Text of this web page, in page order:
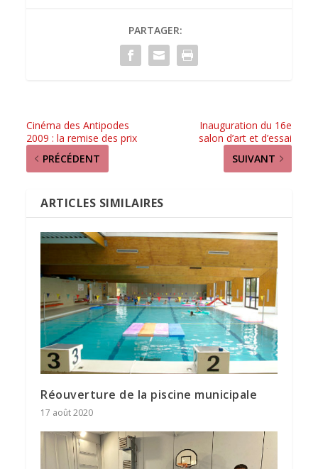
PARTAGER:
Cinéma des Antipodes
2009 : la remise des prix
PRÉCÉDENT
Inauguration du 16e
salon d’art et d’essai
SUIVANT
ARTICLES SIMILAIRES
Réouverture de la piscine municipale
17 août 2020